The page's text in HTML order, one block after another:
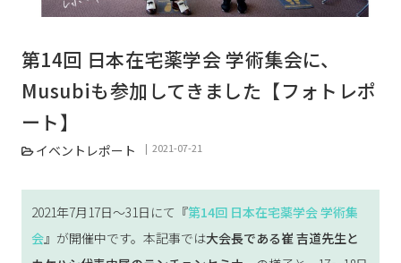
サポート・価格
イベント
第14回 日本在宅薬学会 学術集会に、
Musubiも参加してきました【フォトレポ
ート】
2021-07-21
イベントレポート
2021年7月17日～31日にて『第14回 日本在宅薬学会 学術集
会』が開催中です。本記事では大会長である崔 吉道先生と